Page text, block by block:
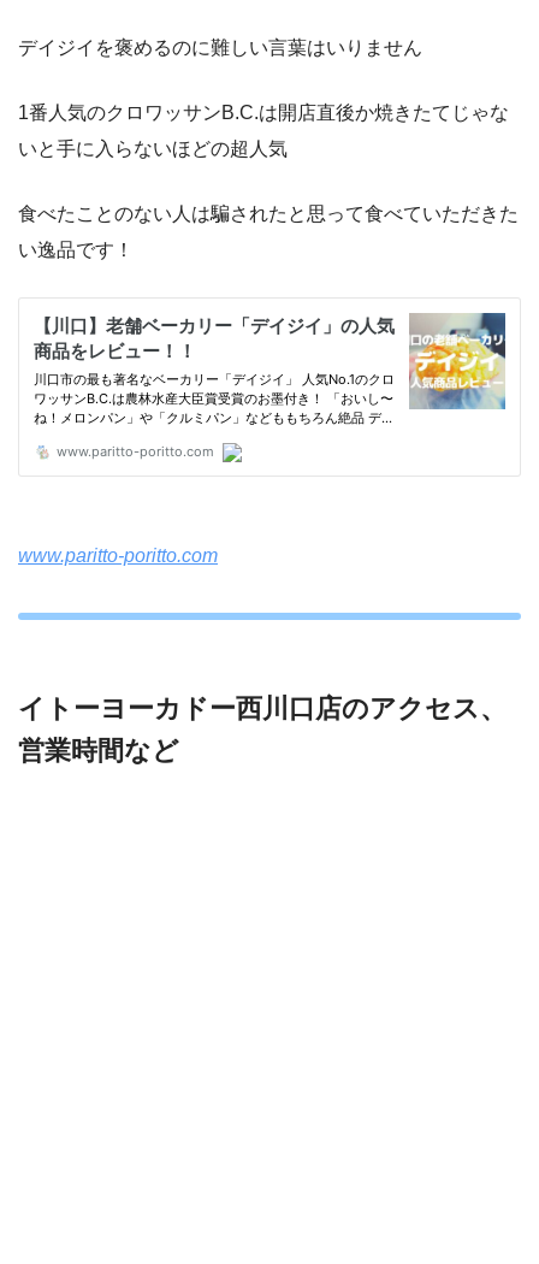
デイジイを褒めるのに難しい言葉はいりません
1番人気のクロワッサンB.C.は開店直後か焼きたてじゃな
いと手に入らないほどの超人気
食べたことのない人は騙されたと思って食べていただきた
い逸品です！
www.paritto-poritto.com
イトーヨーカドー西川口店のアクセス、
営業時間など